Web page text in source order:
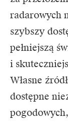
radarowych
szybszy
pełniejszą
i
Własne
dostępne